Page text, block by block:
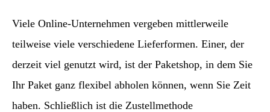
Viele Online-Unternehmen vergeben mittlerweile
teilweise viele verschiedene Lieferformen. Einer, der
derzeit viel genutzt wird, ist der Paketshop, in dem Sie
Ihr Paket ganz flexibel abholen können, wenn Sie Zeit
haben. Schließlich ist die Zustellmethode